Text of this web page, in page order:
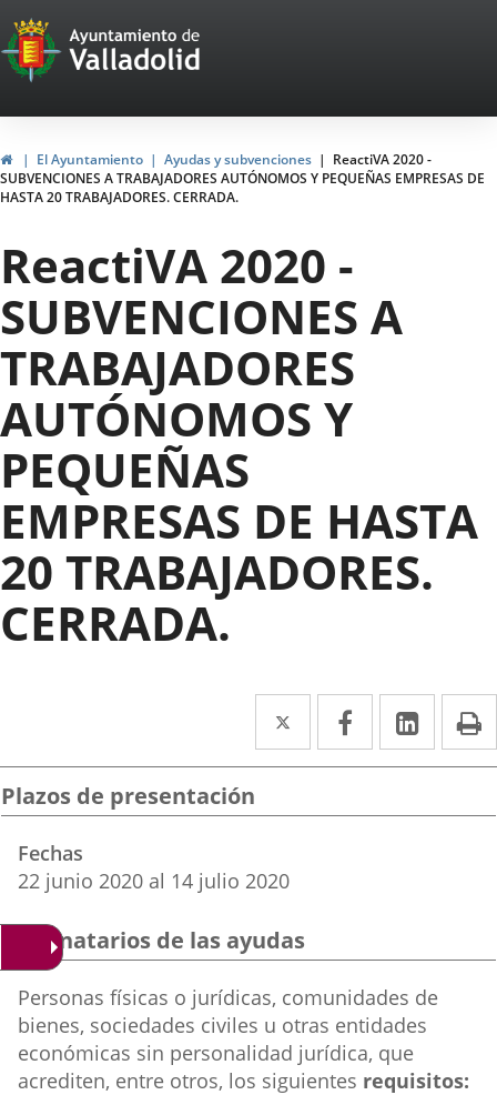
Portal
Web
del
Ayuntamiento
de
Valladolid
InicioEl Ayuntamiento Ayudas y subvenciones
ReactiVA 2020 -
SUBVENCIONES A TRABAJADORES AUTÓNOMOS Y PEQUEÑAS EMPRESAS DE
HASTA 20 TRABAJADORES. CERRADA.
ReactiVA 2020 -
SUBVENCIONES A
TRABAJADORES
AUTÓNOMOS Y
PEQUEÑAS
EMPRESAS DE HASTA
20 TRABAJADORES.
CERRADA.
Twitter
Enlace
a
aplicación
Facebook
Enlace
a
aplicación
Enlace
a
Plazos de presentación
Fechas
22 junio 2020 al 14 julio 2020
Destinatarios de las ayudas
Destinatarios
ayuda
Personas físicas o jurídicas, comunidades de
bienes, sociedades civiles u otras entidades
económicas sin personalidad jurídica, que
acrediten, entre otros, los siguientes requisitos: